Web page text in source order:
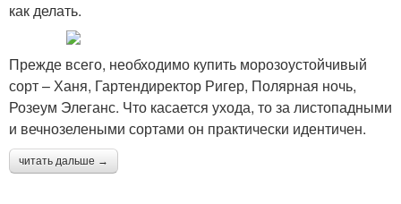
как делать.
Прежде всего, необходимо купить морозоустойчивый
сорт – Ханя, Гартендиректор Ригер, Полярная ночь,
Розеум Элеганс. Что касается ухода, то за листопадными
и вечнозелеными сортами он практически идентичен.
читать дальше →